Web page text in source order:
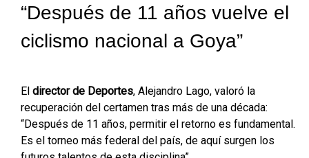
“Después de 11 años vuelve el
ciclismo nacional a Goya”
El director de Deportes, Alejandro Lago, valoró la
recuperación del certamen tras más de una década:
“Después de 11 años, permitir el retorno es fundamental.
Es el torneo más federal del país, de aquí surgen los